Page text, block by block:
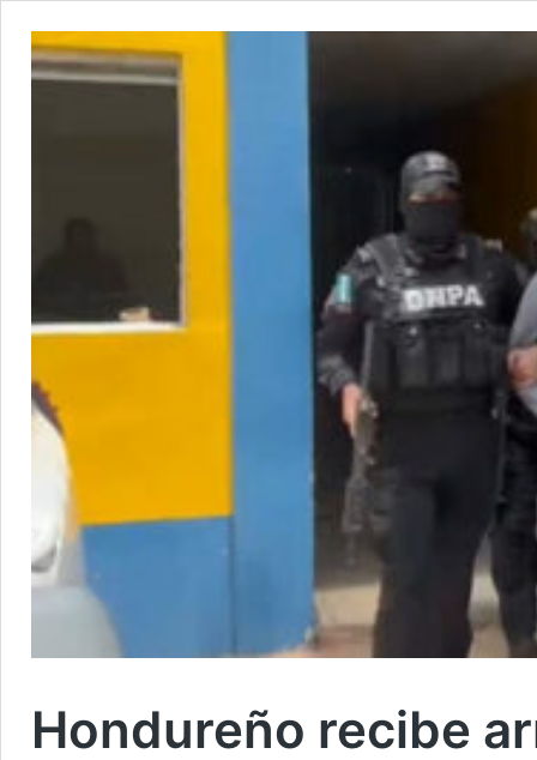
Hondureño recibe